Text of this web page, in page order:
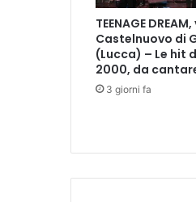
è
c
o
m
i
n
o
TEENAGE
Castelnuovo di
(Lucca) – Le hit
2000, da
3 giorni fa